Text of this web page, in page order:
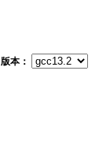
版本：